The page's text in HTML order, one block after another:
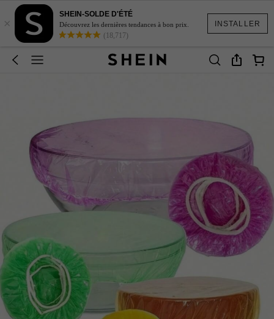
INSTALLER
×
SHEIN-SOLDE D'ÉTÉ
Découvrez les dernières tendances à bon prix.
(18,717)